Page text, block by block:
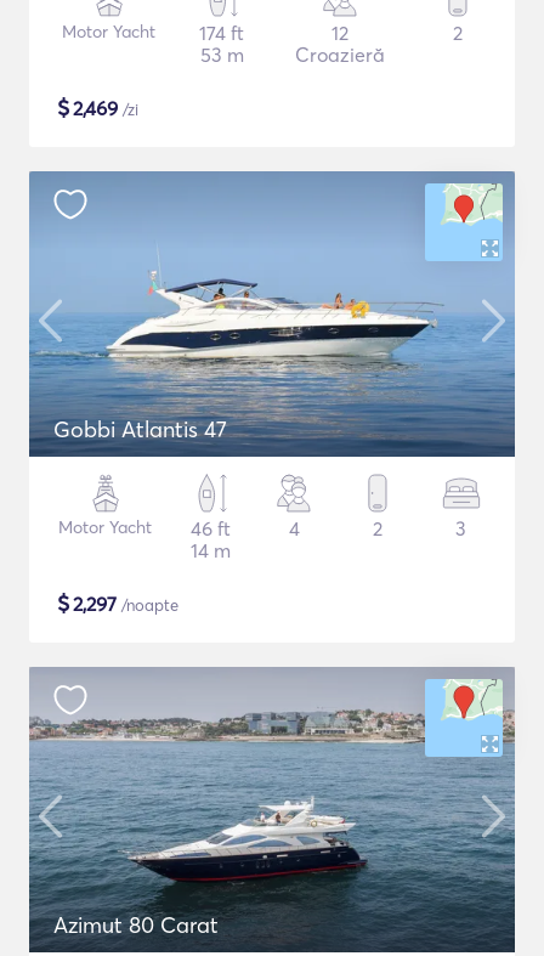
Motor Yacht
174 ft
53 m
12
Croazieră
2
$2,469 /zi
Gobbi Atlantis 47
Motor Yacht
46 ft
14 m
4 2 3
$2,297 /noapte
Azimut 80 Carat